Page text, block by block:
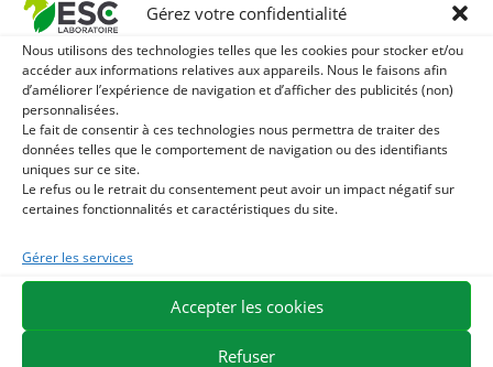
Gérez votre confidentialité
Nous utilisons des technologies telles que les cookies pour stocker et/ou
accéder aux informations relatives aux appareils. Nous le faisons afin
d’améliorer l’expérience de navigation et d’afficher des publicités (non)
personnalisées.
Le fait de consentir à ces technologies nous permettra de traiter des
données telles que le comportement de navigation ou des identifiants
uniques sur ce site.
Le refus ou le retrait du consentement peut avoir un impact négatif sur
certaines fonctionnalités et caractéristiques du site.
Gérer les services
Accepter les cookies
Refuser
aux vertus complémentaires agissant en synergie et
notamment :
Les Algues Marines (Fucus Vesiculosus) : cette algue
marine est source de nombreuses vitamines, minéraux
et oligo-éléments qui tonifient l’organisme.
L’Armoise annuelle : cette plante est reconnue pour ses
propriétés en cas de parasites, pour le soutient de
Le Chardon-Marie : recommandé pour ses bienfaits sur
le foie des chevaux et possède des propriétés hépato-
protectrices grâce à sa richesse en silymarine.
L’Echinacée : elle est traditionnellement utilisée pour